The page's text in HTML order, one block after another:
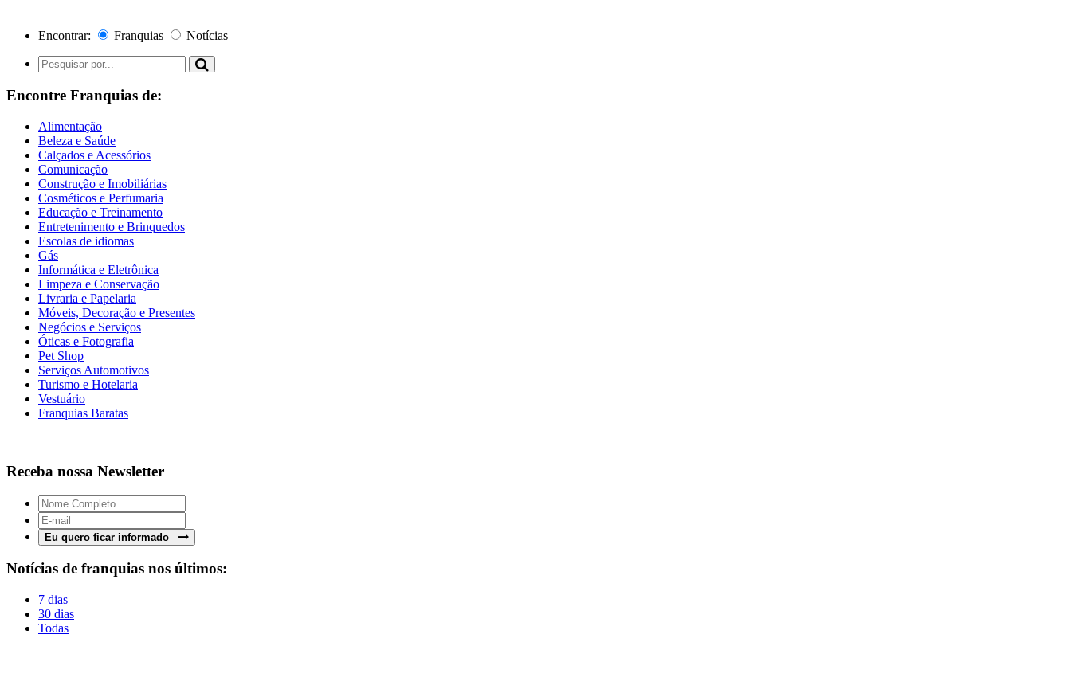
Encontrar: Franquias Notícias
Encontre Franquias de:
Alimentação
Beleza e Saúde
Calçados e Acessórios
Comunicação
Construção e Imobiliárias
Cosméticos e Perfumaria
Educação e Treinamento
Entretenimento e Brinquedos
Escolas de idiomas
Gás
Informática e Eletrônica
Limpeza e Conservação
Livraria e Papelaria
Móveis, Decoração e Presentes
Negócios e Serviços
Óticas e Fotografia
Pet Shop
Serviços Automotivos
Turismo e Hotelaria
Vestuário
Franquias Baratas
Receba nossa Newsletter
Eu quero ficar informado
Notícias de franquias nos últimos:
7 dias
30 dias
Todas